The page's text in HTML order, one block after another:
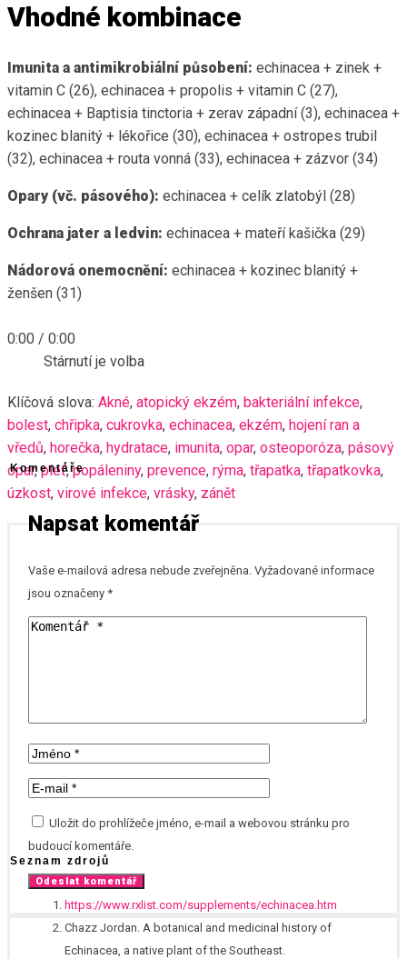
Vhodné kombinace
Imunita a antimikrobiální působení: echinacea + zinek +
vitamin C (26), echinacea + propolis + vitamin C (27),
echinacea + Baptisia tinctoria + zerav západní (3), echinacea +
kozinec blanitý + lékořice (30), echinacea + ostropes trubil
(32), echinacea + routa vonná (33), echinacea + zázvor (34)
Opary (vč. pásového): echinacea + celík zlatobýl (28)
Ochrana jater a ledvin: echinacea + mateří kašička (29)
Nádorová onemocnění: echinacea + kozinec blanitý +
ženšen (31)
0:00 / 0:00
Stárnutí je volba
Klíčová slova: Akné, atopický ekzém, bakteriální infekce,
bolest, chřipka, cukrovka, echinacea, ekzém, hojení ran a
vředů, horečka, hydratace, imunita, opar, osteoporóza, pásový
opar, pleť, popáleniny, prevence, rýma, třapatka, třapatkovka,
úzkost, virové infekce, vrásky, zánět
Komentáře
Napsat komentář
Vaše e-mailová adresa nebude zveřejněna. Vyžadované informace
jsou označeny *
Uložit do prohlížeče jméno, e-mail a webovou stránku pro
budoucí komentáře.
Seznam zdrojů
https://www.rxlist.com/supplements/echinacea.htm
Chazz Jordan. A botanical and medicinal history of
Echinacea, a native plant of the Southeast.